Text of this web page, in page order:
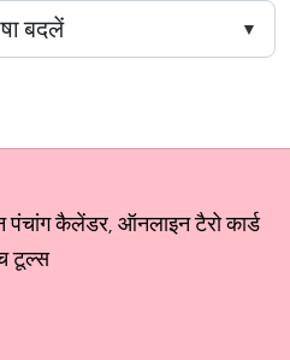
कैलेंडर, ऑनलाइन टैरो कार्ड
टूल्स